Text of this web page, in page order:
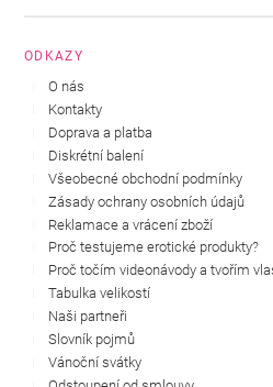
ODKAZY
O nás
Kontakty
Doprava a platba
Diskrétní balení
Všeobecné obchodní podmínky
Zásady ochrany osobních údajů
Reklamace a vrácení zboží
Proč testujeme erotické produkty?
Proč točím videonávody a tvořím
Tabulka velikostí
Naši partneři
Slovník pojmů
Vánoční svátky